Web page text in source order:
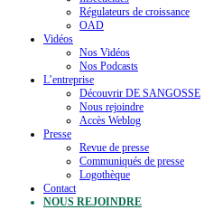
Régulateurs de croissance
OAD
Vidéos
Nos Vidéos
Nos Podcasts
L’entreprise
Découvrir DE SANGOSSE
Nous rejoindre
Accès Weblog
Presse
Revue de presse
Communiqués de presse
Logothèque
Contact
NOUS REJOINDRE